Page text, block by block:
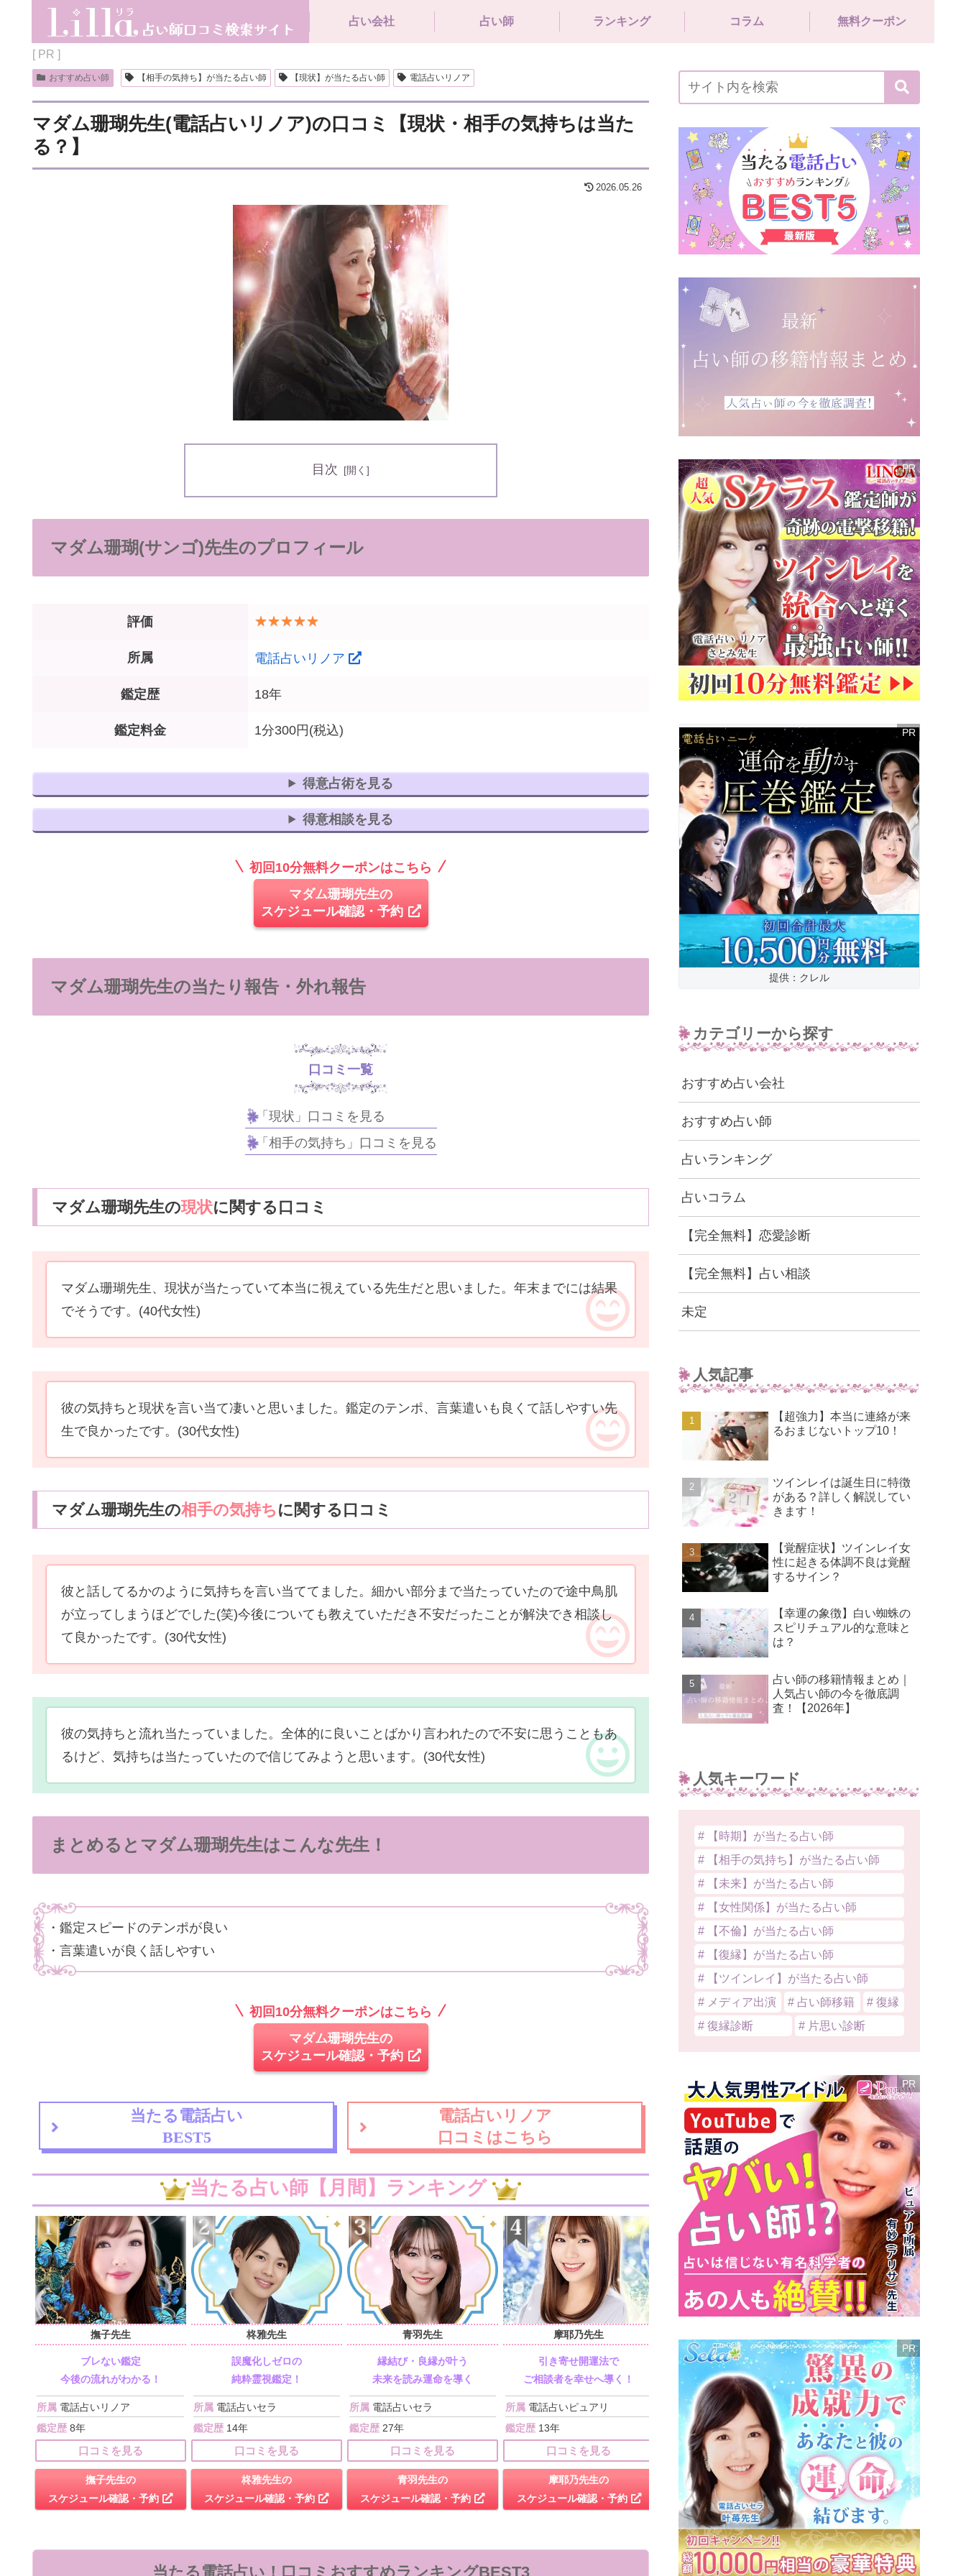
占い会社 占い師 ランキング コラム 無料クーポン
[ PR ]
おすすめ占い師 【相手の気持ち】が当たる占い師 【現状】が当たる占い師 電話占いリノア
マダム珊瑚先生(電話占いリノア)の口コミ【現状・相手の気持ちは当た
る？】
2026.05.26
目次
マダム珊瑚(サンゴ)先生のプロフィール
評価
所属 電話占いリノア
鑑定歴 18年
鑑定料金 1分300円(税込)
得意占術を見る
得意相談を見る
初回10分無料クーポンはこちら
マダム珊瑚先生の
スケジュール確認・予約
マダム珊瑚先生の当たり報告・外れ報告
口コミ一覧
「現状」口コミを見る
「相手の気持ち」口コミを見る
マダム珊瑚先生の現状に関する口コミ
マダム珊瑚先生、現状が当たっていて本当に視えている先生だと思いました。年末までには結果
でそうです。 (40代女性)
彼の気持ちと現状を言い当て凄いと思いました。鑑定のテンポ、言葉遣いも良くて話しやすい先
生で良かったです。 (30代女性)
マダム珊瑚先生の相手の気持ち に関する口コミ
彼と話してるかのように気持ちを言い当ててました。細かい部分まで当たっていたので途中鳥肌
が立ってしまうほどでした(笑)今後についても教えていただき不安だったことが解決でき相談し
て良かったです。 (30代女性)
彼の気持ちと流れ当たっていました。全体的に良いことばかり言われたので不安に思うこともあ
るけど、気持ちは当たっていたので信じてみようと思います。 (30代女性)
まとめるとマダム珊瑚先生はこんな先生！
・鑑定スピードのテンポが良い
・言葉遣いが良く話しやすい
初回10分無料クーポンはこちら
マダム珊瑚先生の
スケジュール確認・予約
当たる電話占い
BEST5
電話占いリノア
口コミはこちら
当たる占い師【月間】ランキング
撫子先生
ブレない鑑定
今後の流れがわかる！
所属 電話占いリノア
鑑定歴 8年
口コミを見る
撫子先生の
スケジュール確認・予約
柊雅先生
誤魔化しゼロの
純粋霊視鑑定！
所属 電話占いセラ
鑑定歴 14年
口コミを見る
柊雅先生の
スケジュール確認・予約
青羽先生
縁結び・良縁が叶う
未来を読み運命を導く
所属 電話占いセラ
鑑定歴 27年
口コミを見る
青羽先生の
スケジュール確認・予約
摩耶乃先生
引き寄せ開運法で
ご相談者を幸せへ導く！
所属 電話占いピュアリ
鑑定歴 13年
口コミを見る
摩耶乃先生の
スケジュール確認・予約
珠玉の三代霊力で
お相手の心を読み解く！
電話占いウィル
鑑定歴 11年
口コミを見る
玖来くくり先生の
スケジュール確認・予約
当たる電話占い！口コミおすすめランキングBEST3
提供：クレル
カテゴリーから探す
おすすめ占い会社
おすすめ占い師
占いランキング
占いコラム
【完全無料】恋愛診断
【完全無料】占い相談
未定
人気記事
【超強力】本当に連絡が来
るおまじないトップ10！
ツインレイは誕生日に特徴
がある？詳しく解説してい
きます！
【覚醒症状】ツインレイ女
性に起きる体調不良は覚醒
するサイン？
【幸運の象徴】白い蜘蛛の
スピリチュアル的な意味と
は？
占い師の移籍情報まとめ｜
人気占い師の今を徹底調
査！【2026年】
人気キーワード
# 【時期】が当たる占い師
# 【相手の気持ち】が当たる占い師
# 【未来】が当たる占い師
# 【女性関係】が当たる占い師
# 【不倫】が当たる占い師
# 【復縁】が当たる占い師
# 【ツインレイ】が当たる占い師
# メディア出演
# 占い師移籍
# 復縁
# 復縁診断
# 片思い診断